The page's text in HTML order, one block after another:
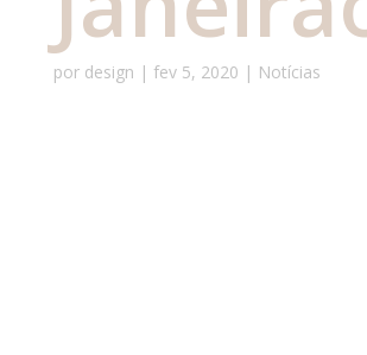
por design | fev 5, 2020 | Notícias